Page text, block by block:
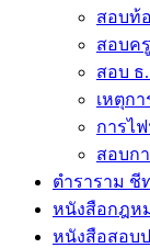
สอบท้
สอบค
สอบ ธ
เหตุก
การไ
สอบก
ตำราราม ชี
หนังสือกฎห
หนังสือสอบ